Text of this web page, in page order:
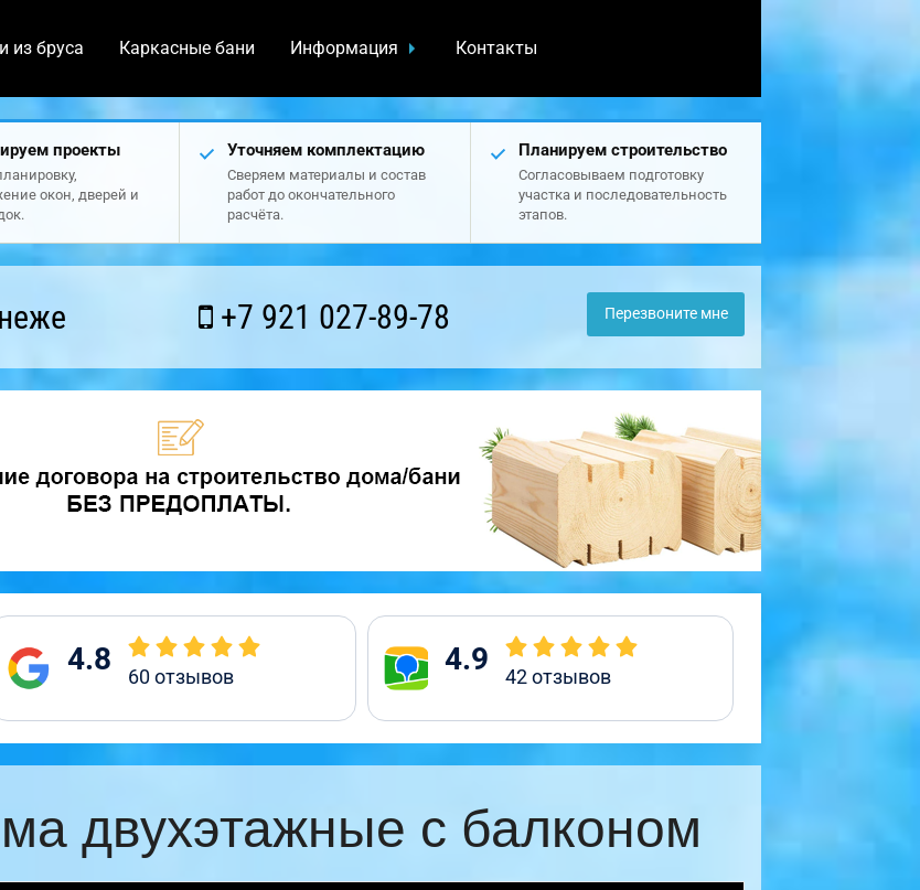
из бруса Каркасные бани Информация Контакты
проекты
окон, дверей и
Уточняем комплектацию
Сверяем материалы и состав
работ до окончательного
расчёта.
Планируем строительство
Согласовываем подготовку
участка и последовательность
этапов.
+7 921 027-89-78 Перезвоните мне
4.8 60отзывов 4.9 42отзывов
двухэтажные с балконом